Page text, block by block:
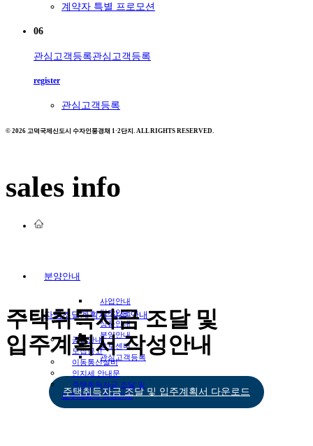
계약자 특별 프로모션
06
관심고객등록관심고객등록
register
관심고객등록
© 2026 고덕국제신도시 수자인풍경채 1·2단지. ALL RIGHTS RESERVED.
sales info
분양안내
사업안내
단지안내
상품안내
분양안내
홍보센터
관심고객등록
자금조달계획서 작성 안내
공급안내
모집공고
이동통신설비
인지세 안내문
주택취득자금 조달 및
입주계획서 작성안내
주택취득자금 조달 및
입주계획서 작성안내
주택취득자금 조달 및 입주계획서 다운로드